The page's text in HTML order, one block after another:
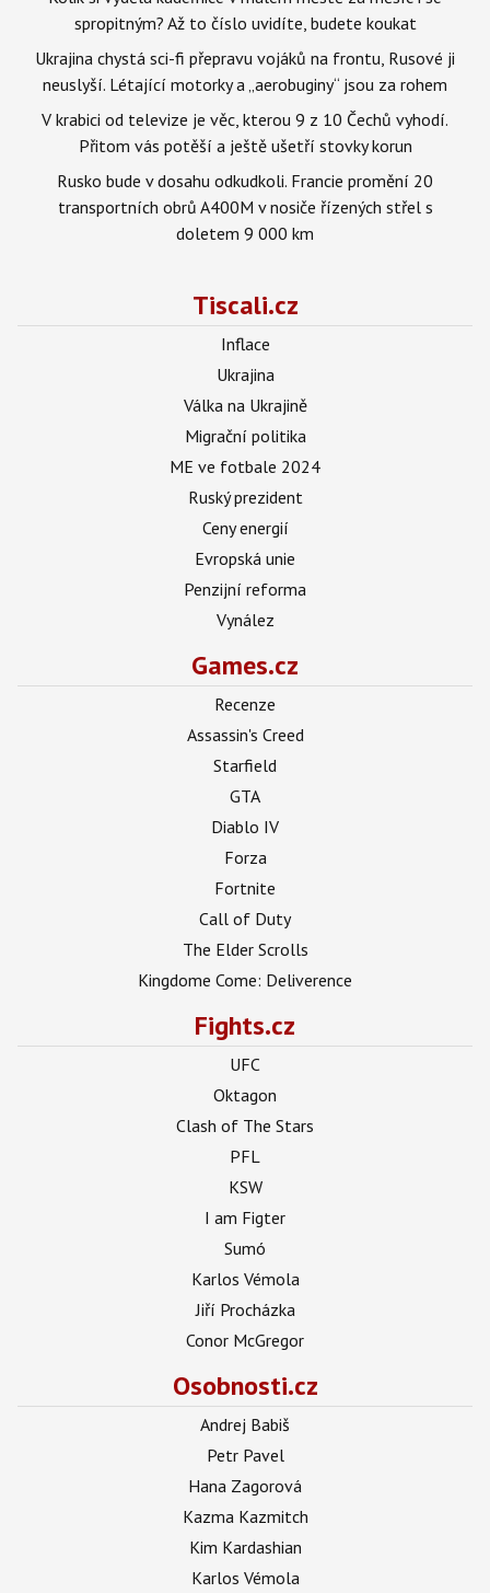
spropitným? Až to číslo uvidíte, budete koukat
Ukrajina chystá sci-fi přepravu vojáků na frontu, Rusové ji
neuslyší. Létající motorky a „aerobuginy“ jsou za rohem
V krabici od televize je věc, kterou 9 z 10 Čechů vyhodí.
Přitom vás potěší a ještě ušetří stovky korun
Rusko bude v dosahu odkudkoli. Francie promění 20
transportních obrů A400M v nosiče řízených střel s
doletem 9 000 km
Tiscali.cz
Inflace
Ukrajina
Válka na Ukrajině
Migrační politika
ME ve fotbale 2024
Ruský prezident
Ceny energií
Evropská unie
Penzijní reforma
Vynález
Games.cz
Recenze
Assassin's Creed
Starfield
GTA
Diablo IV
Forza
Fortnite
Call of Duty
The Elder Scrolls
Kingdome Come: Deliverence
Fights.cz
UFC
Oktagon
Clash of The Stars
PFL
KSW
I am Figter
Sumó
Karlos Vémola
Jiří Procházka
Conor McGregor
Osobnosti.cz
Andrej Babiš
Petr Pavel
Hana Zagorová
Kazma Kazmitch
Kim Kardashian
Karlos Vémola